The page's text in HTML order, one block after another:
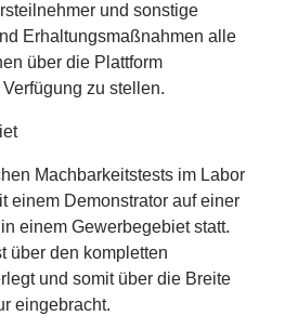
und sonstige
Erhaltungsmaßnahmen alle
über die Plattform
zu stellen.
Machbarkeitstests im Labor
einem Demonstrator auf einer
einem Gewerbegebiet statt.
über den kompletten
und somit über die Breite
eingebracht.